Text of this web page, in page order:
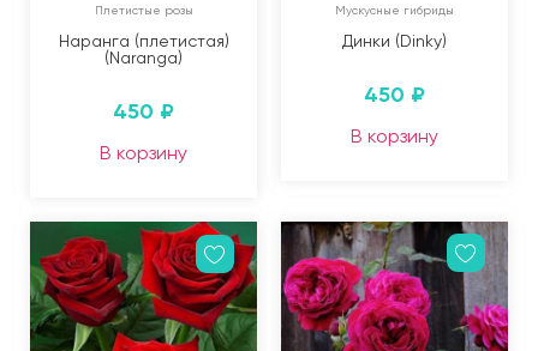
Плетистые розы
Наранга (плетистая)
(Naranga)
450 ₽
В корзину
Мускусные гибриды
Динки (Dinky)
450 ₽
В корзину